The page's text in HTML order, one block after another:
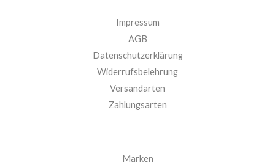
Impressum
AGB
Datenschutzerklärung
Widerrufsbelehrung
Versandarten
Zahlungsarten
Marken